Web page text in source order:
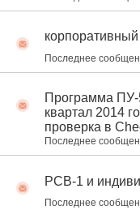
Последнее
Программа ПУ-
квартал 2014
проверка в
Последнее
РСВ-1 и
Последнее